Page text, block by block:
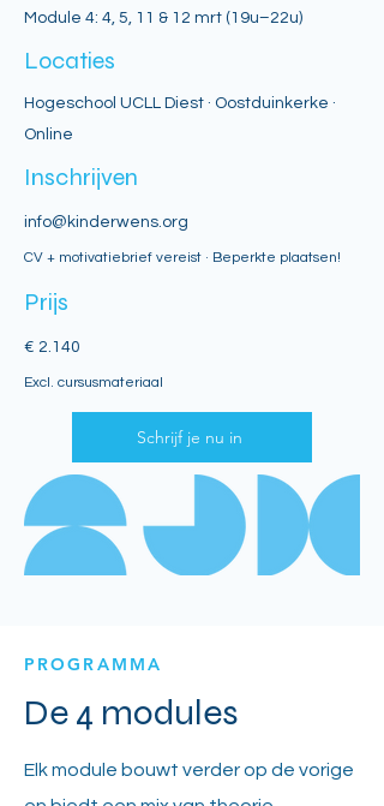
Module 4: 4, 5, 11 & 12 mrt (19u–22u)
Locaties
Hogeschool UCLL Diest · Oostduinkerke ·
Online
Inschrijven
info@kinderwens.org
CV + motivatiebrief vereist · Beperkte plaatsen!
Prijs
€ 2.140
Excl. cursusmateriaal
Schrijf je nu in
PROGRAMMA
De 4 modules
Elk module bouwt verder op de vorige